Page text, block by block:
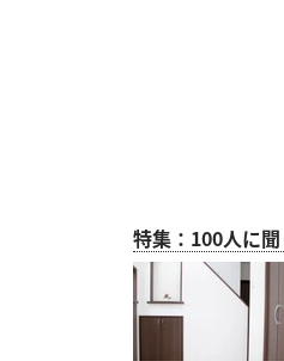
特集：100人に